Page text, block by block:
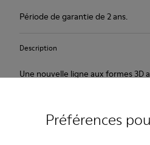
Préférences
Période de garantie de 2 ans.
Description
Une nouvelle ligne aux formes 3D
Caracteristiques